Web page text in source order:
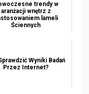
trendy w
aranżacji wnętrz z
lameli
Ściennych
Wyniki Badań
Przez Internet?